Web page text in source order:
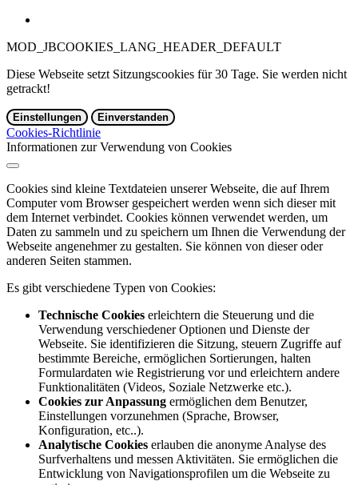
MOD_JBCOOKIES_LANG_HEADER_DEFAULT
Diese Webseite setzt Sitzungscookies für 30 Tage. Sie werden nicht
getrackt!
Einstellungen Einverstanden
Cookies-Richtlinie
Informationen zur Verwendung von Cookies
Cookies sind kleine Textdateien unserer Webseite, die auf Ihrem
Computer vom Browser gespeichert werden wenn sich dieser mit
dem Internet verbindet. Cookies können verwendet werden, um
Daten zu sammeln und zu speichern um Ihnen die Verwendung der
Webseite angenehmer zu gestalten. Sie können von dieser oder
anderen Seiten stammen.
Es gibt verschiedene Typen von Cookies:
Technische Cookies erleichtern die Steuerung und die
Verwendung verschiedener Optionen und Dienste der
Webseite. Sie identifizieren die Sitzung, steuern Zugriffe auf
bestimmte Bereiche, ermöglichen Sortierungen, halten
Formulardaten wie Registrierung vor und erleichtern andere
Funktionalitäten (Videos, Soziale Netzwerke etc.).
Cookies zur Anpassung ermöglichen dem Benutzer,
Einstellungen vorzunehmen (Sprache, Browser,
Konfiguration, etc..).
Analytische Cookies erlauben die anonyme Analyse des
Surfverhaltens und messen Aktivitäten. Sie ermöglichen die
Entwicklung von Navigationsprofilen um die Webseite zu